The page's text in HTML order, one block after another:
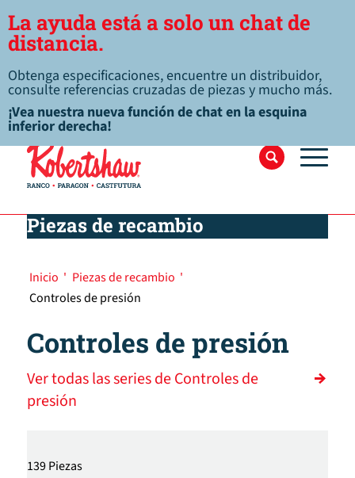
La ayuda está a solo un chat de
distancia.
Obtenga especificaciones, encuentre un distribuidor,
consulte referencias cruzadas de piezas y mucho más.
¡Vea nuestra nueva función de chat en la esquina
inferior derecha!
Piezas de recambio
Inicio ' Piezas de recambio '
Controles de presión
Controles de presión
Ver todas las series de Controles de
presión
139 Piezas